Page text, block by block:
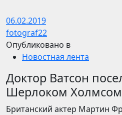
06.02.2019
fotograf22
Опубликовано в
Новостная лента
Доктор Ватсон
Шерлоком Холмсом
Британский актер Мартин